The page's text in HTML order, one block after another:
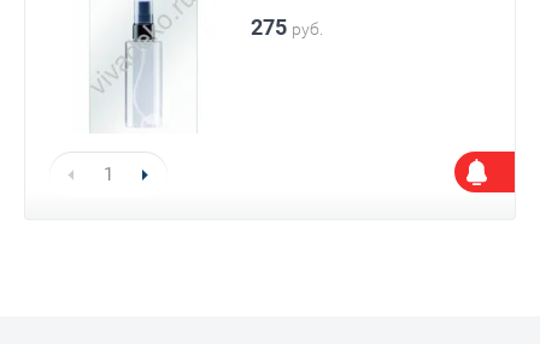
275 руб.